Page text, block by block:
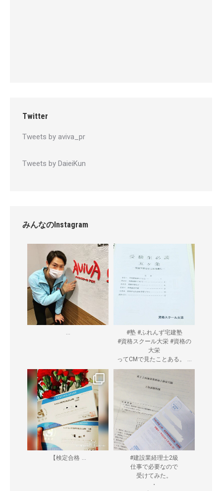
Twitter
Tweets by aviva_pr
Tweets by DaieiKun
みんなのInstagram
...
#塾 #ふれんず宅建塾
#資格スクール大栄 #資格の
大栄
ってCMで見たことある。
...
【検定合格 ...
#建設業経理士2級
仕事で必要なので
受けてみた。
・